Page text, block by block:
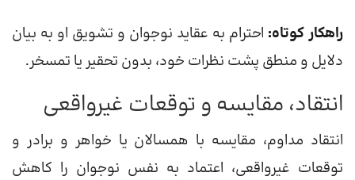
راهکار کوتاه: احترام به عقاید نوجوان و تشویق او به بیان
دلایل و منطق پشت نظرات خود، بدون تحقیر یا تمسخر.
انتقاد، مقایسه و توقعات غیرواقعی
انتقاد مداوم، مقایسه با همسالان یا خواهر و برادر و
توقعات غیرواقعی، اعتماد به نفس نوجوان را کاهش